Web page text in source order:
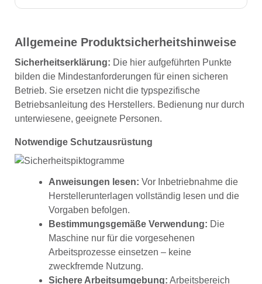
Allgemeine Produktsicherheitshinweise
Sicherheitserklärung: Die hier aufgeführten Punkte
bilden die Mindestanforderungen für einen sicheren
Betrieb. Sie ersetzen nicht die typspezifische
Betriebsanleitung des Herstellers. Bedienung nur durch
unterwiesene, geeignete Personen.
Notwendige Schutzausrüstung
Anweisungen lesen: Vor Inbetriebnahme die
Herstellerunterlagen vollständig lesen und die
Vorgaben befolgen.
Bestimmungsgemäße Verwendung: Die
Maschine nur für die vorgesehenen
Arbeitsprozesse einsetzen – keine
zweckfremde Nutzung.
Sichere Arbeitsumgebung: Arbeitsbereich